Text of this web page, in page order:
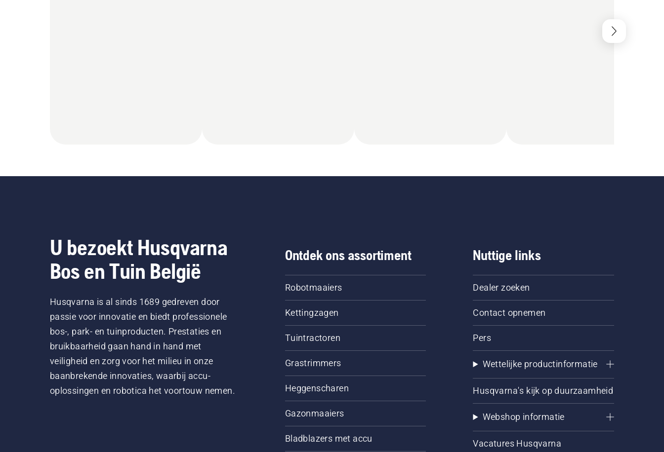
U bezoekt Husqvarna
Bos en Tuin België
Husqvarna is al sinds 1689 gedreven door
passie voor innovatie en biedt professionele
bos-, park- en tuinproducten. Prestaties en
bruikbaarheid gaan hand in hand met
veiligheid en zorg voor het milieu in onze
baanbrekende innovaties, waarbij accu-
oplossingen en robotica het voortouw nemen.
Ontdek ons assortiment
Robotmaaiers
Kettingzagen
Tuintractoren
Grastrimmers
Heggenscharen
Gazonmaaiers
Bladblazers met accu
Nuttige links
Dealer zoeken
Contact opnemen
Pers
Wettelijke productinformatie
Husqvarna's kijk op duurzaamheid
Webshop informatie
Vacatures Husqvarna